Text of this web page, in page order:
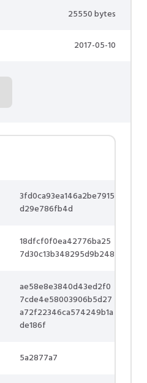
25550 bytes
2017-05-10
3fd0ca93ea146a2be7915
d29e786fb4d
18dfcf0f0ea42776ba25
7d30c13b348295d9b248
ae58e8e3840d43ed2f0
7cde4e58003906b5d27
a72f22346ca574249b1a
de186f
5a2877a7